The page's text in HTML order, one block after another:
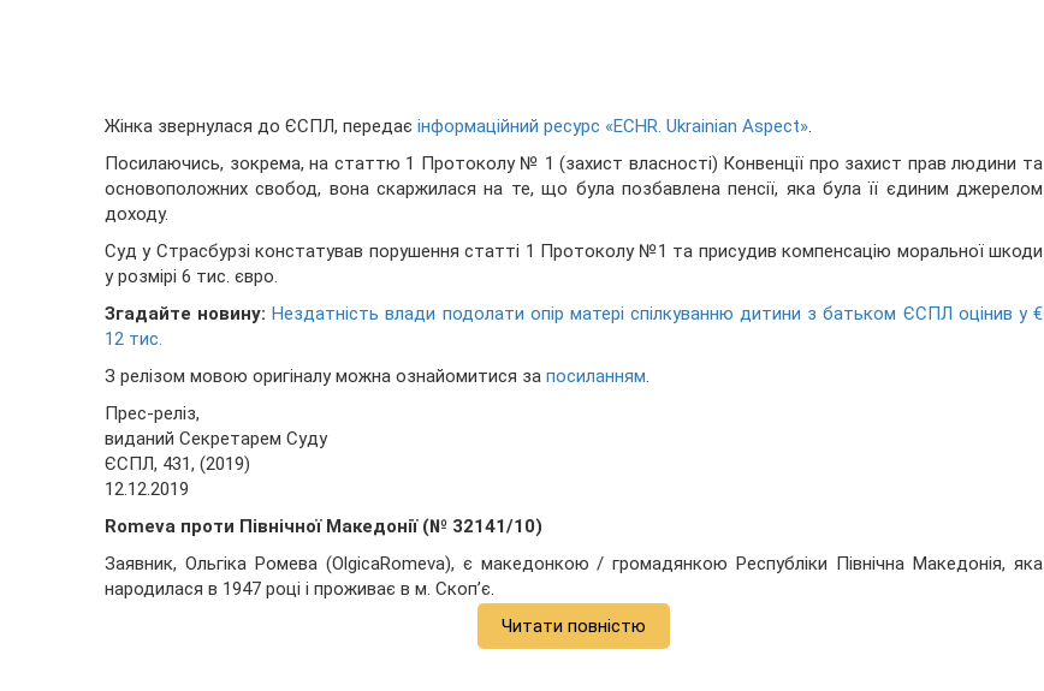
Жінка звернулася до ЄСПЛ, передає інформаційний ресурс «ECHR. Ukrainian Aspect».
Посилаючись, зокрема, на статтю 1 Протоколу № 1 (захист власності) Конвенції про захист прав людини та
основоположних свобод, вона скаржилася на те, що була позбавлена пенсії, яка була її єдиним джерелом
доходу.
Суд у Страсбурзі констатував порушення статті 1 Протоколу №1 та присудив компенсацію моральної шкоди
у розмірі 6 тис. євро.
Згадайте новину: Нездатність влади подолати опір матері спілкуванню дитини з батьком ЄСПЛ оцінив у €
12 тис.
З релізом мовою оригіналу можна ознайомитися за посиланням.
Прес-реліз,
виданий Секретарем Суду
ЄСПЛ, 431, (2019)
12.12.2019
Romeva проти Північної Македонії (№ 32141/10)
Заявник, Ольгіка Ромева (OlgicaRomeva), є македонкою / громадянкою Республіки Північна Македонія, яка
народилася в 1947 році і проживає в м. Скоп’є.
Читати повністю